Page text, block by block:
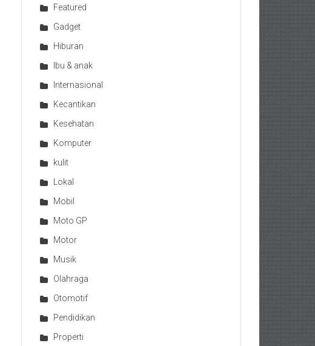
Featured
Gadget
Hiburan
Ibu & anak
Internasional
Kecantikan
Kesehatan
Komputer
kulit
Lokal
Mobil
Moto GP
Motor
Musik
Olahraga
Otomotif
Pendidikan
Properti